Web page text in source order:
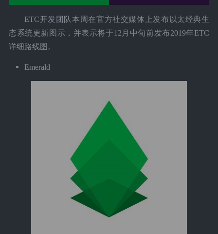
ETC开发团队本周在官方社交媒体上发布以太经典生
态系统更新图示，并表示将于12月中旬前发布2019年ETC
详细路线图。
Emerald